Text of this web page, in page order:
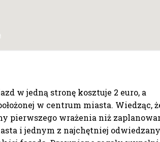
w jedną stronę kosztuje 2 euro, a
w centrum miasta. Wiedząc,
pierwszego wrażenia niż
i jednym z najchętniej